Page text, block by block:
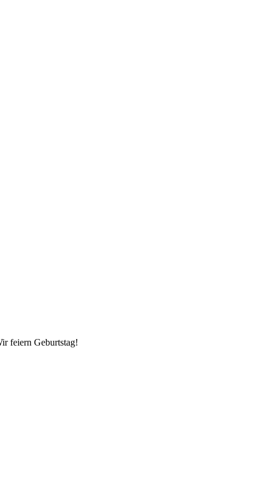
feiern Geburtstag!